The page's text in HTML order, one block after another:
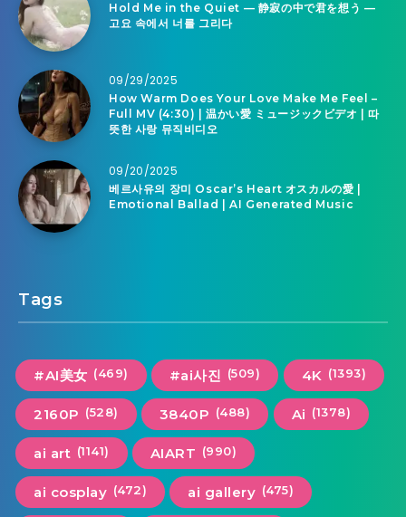
Hold Me in the Quiet — 静寂の中で君を想う —
고요 속에서 너를 그리다
09/29/2025
How Warm Does Your Love Make Me Feel –
Full MV (4:30) | 温かい愛 ミュージックビデオ | 따
뜻한 사랑 뮤직비디오
09/20/2025
베르사유의 장미 Oscar’s Heart オスカルの愛 |
Emotional Ballad | AI Generated Music
Tags
#AI美女 (469) #ai사진 (509) 4K (1393)
2160P (528) 3840P (488) Ai (1378)
ai art (1141) AIART (990)
ai cosplay (472) ai gallery (475)